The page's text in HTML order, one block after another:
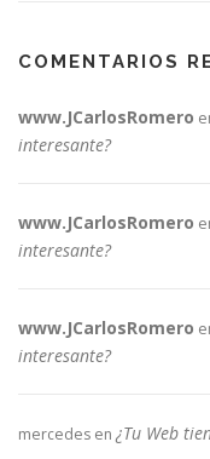
COMENTARIOS
www.JCarlosRomero
interesante?
www.JCarlosRomero
interesante?
www.JCarlosRomero
interesante?
mercedes en ¿Tu Web